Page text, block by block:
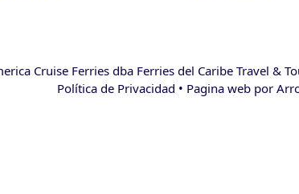
Cruise Ferries dba Ferries del Caribe Travel &
Política de Privacidad • Pagina web por